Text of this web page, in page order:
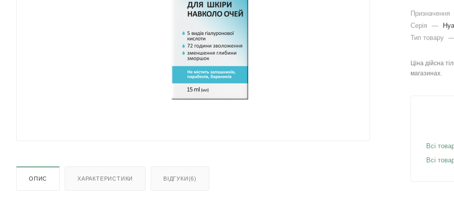
ОПИС ХАРАКТЕРИСТИКИ ВІДГУКИ(6)
Призначення
Серія
—
Тип товару
Ціна дійсна
магазинах.
Всі
Всі